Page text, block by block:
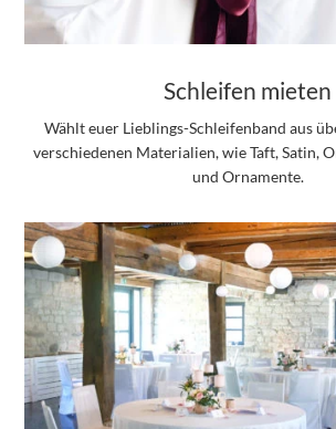
Schleifen mieten
Wählt euer Lieblings-Schleifenband aus
verschiedenen Materialien, wie Taft, Satin,
und Ornamente.